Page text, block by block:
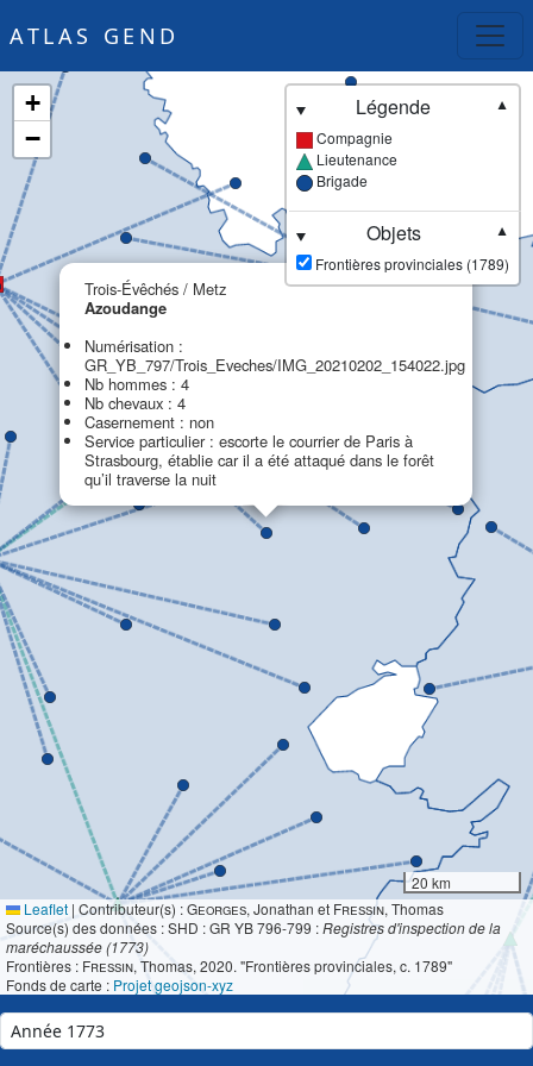
ATLAS GEND
Trois-Évêchés / Metz
Azoudange
Numérisation :
GR_YB_797/Trois_Eveches/IMG_20210202_154022.jpg
Nb hommes : 4
Nb chevaux : 4
Casernement : non
Service particulier : escorte le courrier de Paris à
Strasbourg, établie car il a été attaqué dans le forêt
qu’il traverse la nuit
×
+
−
Légende
▼
Compagnie
Lieutenance
Brigade
Objets
▼
Frontières provinciales (1789)
20 km
Leaflet | Contributeur(s) :Georges, Jonathan et Fressin, Thomas
Source(s) des données : SHD : GR YB 796-799 :Registres d'inspection de la
maréchaussée (1773)
Frontières : Fressin, Thomas, 2020. "Frontières provinciales, c. 1789"
Fonds de carte : Projet geojson-xyz